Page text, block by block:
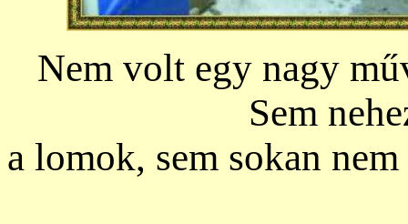
Nem volt egy nagy
Sem
a lomok, sem sokan